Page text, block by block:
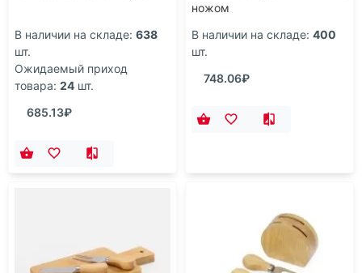
В наличии на складе: 638
шт.
Ожидаемый приход
товара: 24 шт.
685.13₽
ножом
В наличии на складе: 400
шт.
748.06₽